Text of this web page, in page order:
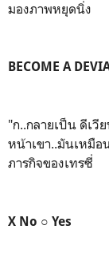
มองภาพหยุดนิ่ง
BECOME A
"ก..กลายเป็น ดีเวี
หน้าเขา..มันเหมื
ภารกิจของเทรซี่
X No ○ Yes